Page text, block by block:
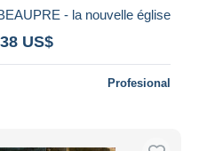
- la nouvelle église
US$
Profesional